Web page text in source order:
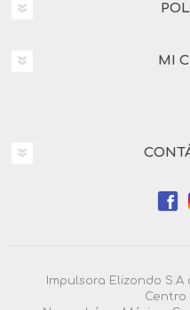
MI
Impulsora Elizondo S.A
Centro